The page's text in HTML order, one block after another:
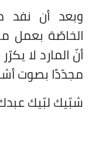
وبعد أن نفد
الخاصّة بعمل
أنّ المارد لا
مجدّدًا بصوت
شبّيك لبّيك